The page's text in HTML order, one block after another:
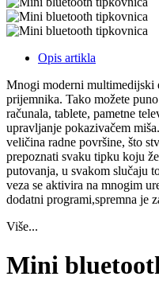
Opis artikla
Mnogi moderni multimedijski
prijemnika. Tako možete
računala, tablete, pametne
upravljanje pokazivačem
veličina radne površine, što
prepoznati svaku tipku koju
putovanja, u svakom slučaju
veza se aktivira na mnogim
dodatni programi,spremna je
Više...
Mini